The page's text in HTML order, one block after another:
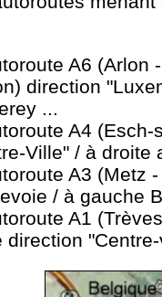
A6 (Arlon
direction
...
A4
Ville" / à droite
A3 (Metz
/ à gauche
A1
direction